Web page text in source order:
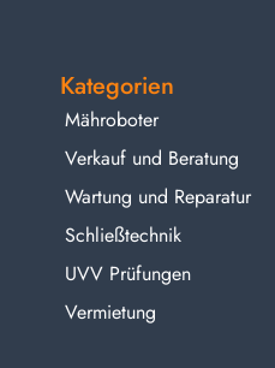
Kategorien
Mähroboter
Verkauf und Beratung
Wartung und Reparatur
Schließtechnik
UVV Prüfungen
Vermietung